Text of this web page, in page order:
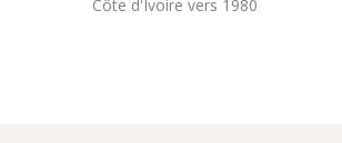
Côte d'Ivoire vers 1980